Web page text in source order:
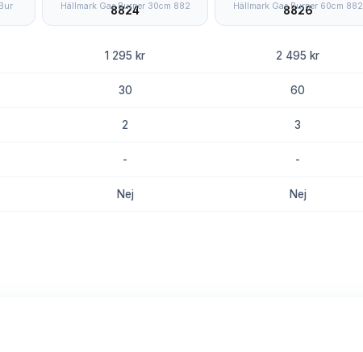
Hällmark Gas Burner 30cm 882 Hällmark Gas Burner 60cm 882
1 295 kr 2 495 kr
30 60
2 3
- -
Nej Nej